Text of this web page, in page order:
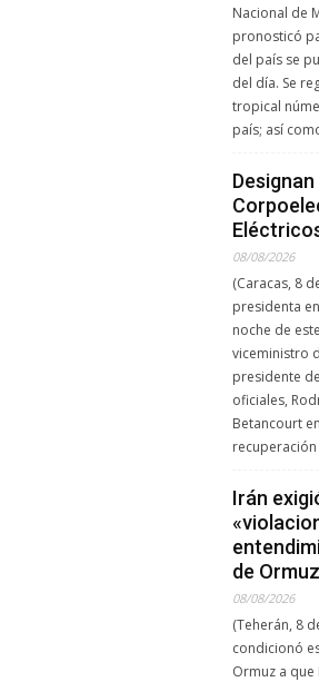
Nacional de
pronosticó
del país se
del día. Se
tropical
país; así
08/08/2026
(Caracas, 8
presidenta
noche de
viceministro
presidente
oficiales,
Betancourt
Irán
de Ormuz
08/08/2026
(Teherán, 8
condicionó
Ormuz a